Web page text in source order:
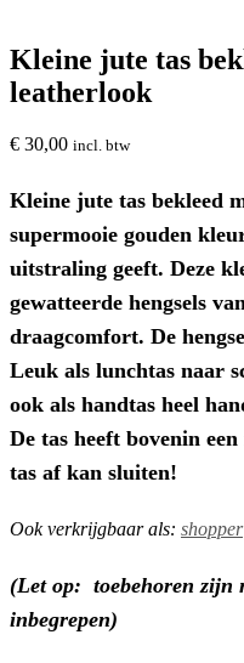
Kleine jute tas
leatherlook
€ 30,00 incl. btw
Kleine jute tas bekleed
supermooie gouden
uitstraling geeft. Deze
gewatteerde hengsels
draagcomfort. De
Leuk als lunchtas naar
ook als handtas heel
De tas heeft bovenin
tas af kan sluiten!
Ook verkrijgbaar als: shopper
(Let op: toebehoren zijn
inbegrepen)